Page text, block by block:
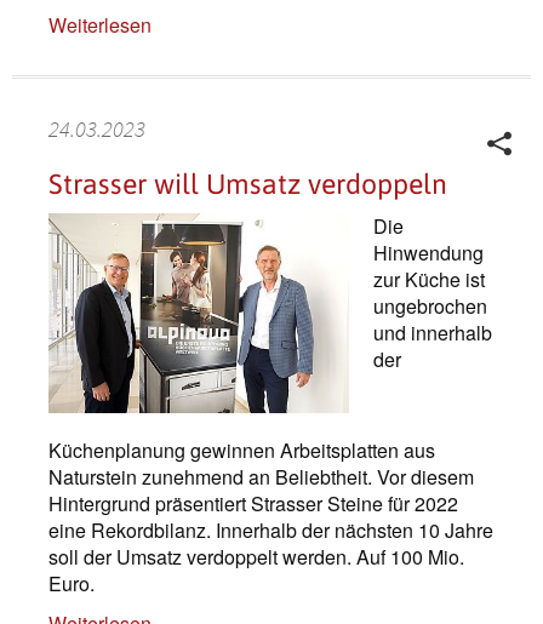
Weiterlesen
24.03.2023
Strasser will Umsatz verdoppeln
Die
Hinwendung
zur Küche ist
ungebrochen
und innerhalb
der
Küchenplanung gewinnen Arbeitsplatten aus
Naturstein zunehmend an Beliebtheit. Vor diesem
Hintergrund präsentiert Strasser Steine für 2022
eine Rekordbilanz. Innerhalb der nächsten 10 Jahre
soll der Umsatz verdoppelt werden. Auf 100 Mio.
Euro.